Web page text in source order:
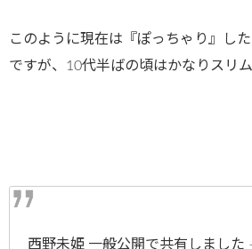
このように現在は『ぽっちゃり』し
ですが、10代半ばの頃はかなりスリム
西野未姫 一般公開で共有しました